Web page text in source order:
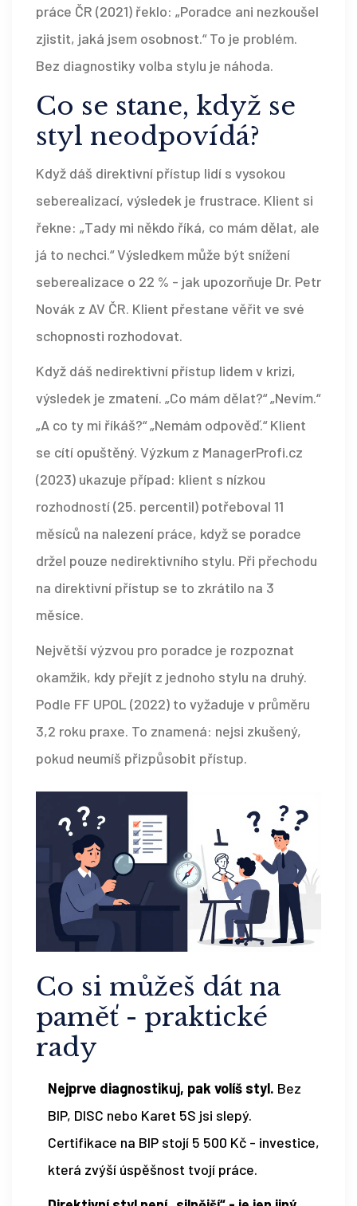
práce ČR (2021) řeklo: „Poradce ani nezkoušel
zjistit, jaká jsem osobnost.“ To je problém.
Bez diagnostiky volba stylu je náhoda.
Co se stane, když se
styl neodpovídá?
Když dáš direktivní přístup lidí s vysokou
seberealizací, výsledek je frustrace. Klient si
řekne: „Tady mi někdo říká, co mám dělat, ale
já to nechci.“ Výsledkem může být snížení
seberealizace o 22 % - jak upozorňuje Dr. Petr
Novák z AV ČR. Klient přestane věřit ve své
schopnosti rozhodovat.
Když dáš nedirektivní přístup lidem v krizi,
výsledek je zmatení. „Co mám dělat?“ „Nevím.“
„A co ty mi říkáš?“ „Nemám odpověď.“ Klient
se cítí opuštěný. Výzkum z ManagerProfi.cz
(2023) ukazuje případ: klient s nízkou
rozhodností (25. percentil) potřeboval 11
měsíců na nalezení práce, když se poradce
držel pouze nedirektivního stylu. Při přechodu
na direktivní přístup se to zkrátilo na 3
měsíce.
Největší výzvou pro poradce je rozpoznat
okamžik, kdy přejít z jednoho stylu na druhý.
Podle FF UPOL (2022) to vyžaduje v průměru
3,2 roku praxe. To znamená: nejsi zkušený,
pokud neumíš přizpůsobit přístup.
Co si můžeš dát na
paměť - praktické
rady
Nejprve diagnostikuj, pak volíš styl. Bez
BIP, DISC nebo Karet 5S jsi slepý.
Certifikace na BIP stojí 5 500 Kč - investice,
která zvýší úspěšnost tvojí práce.